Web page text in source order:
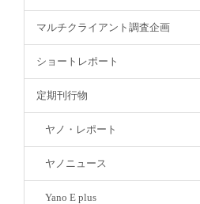
マルチクライアント調査企画
ショートレポート
定期刊行物
ヤノ・レポート
ヤノニュース
Yano E plus